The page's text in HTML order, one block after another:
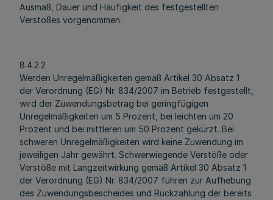
Ausmaß, Dauer und Häufigkeit des festgestellten
Verstoßes vorgenommen.
8.4.2.2
Werden Unregelmäßigkeiten gemäß Artikel 30 Absatz 1
der Verordnung (EG) Nr. 834/2007 im Betrieb festgestellt,
wird der Zuwendungsbetrag bei geringfügigen
Unregelmäßigkeiten um 5 Prozent, bei leichten um 20
Prozent und bei mittleren um 50 Prozent gekürzt. Bei
schweren Unregelmäßigkeiten wird keine Zuwendung im
jeweiligen Jahr gewährt. Schwerwiegende Verstöße oder
Verstöße mit Langzeitwirkung gemäß Artikel 30 Absatz 1
der Verordnung (EG) Nr. 834/2007 führen zur Aufhebung
des Zuwendungsbescheides und Rückzahlung der bereits